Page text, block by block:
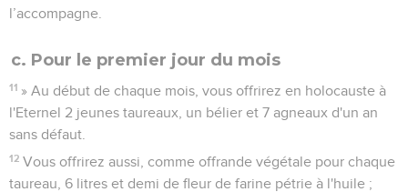
l’accompagne.
c. Pour le premier jour du mois
11 » Au début de chaque mois, vous offrirez en holocauste à
l'Eternel 2 jeunes taureaux, un bélier et 7 agneaux d'un an
sans défaut.
12 Vous offrirez aussi, comme offrande végétale pour chaque
taureau, 6 litres et demi de fleur de farine pétrie à l'huile ;